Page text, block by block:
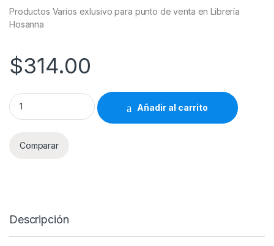
Productos Varios exlusivo para punto de venta en Librería
Hosanna
$314.00
Productos Varios Librería Hosanna 314 quantity
Añadir al carrito
Comparar
Descripción